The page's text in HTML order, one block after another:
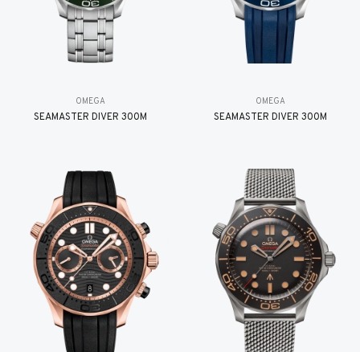
OMEGA
SEAMASTER DIVER 300M
OMEGA
SEAMASTER DIVER 300M